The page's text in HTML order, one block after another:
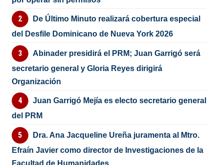
De Último Minuto realizará cobertura especial
del Desfile Dominicano de Nueva York 2026
Abinader presidirá el PRM; Juan Garrigó será
secretario general y Gloria Reyes dirigirá
Organización
Juan Garrigó Mejía es electo secretario general
del PRM
Dra. Ana Jacqueline Ureña juramenta al Mtro.
Efraín Javier como director de Investigaciones de la
Facultad de Humanidades